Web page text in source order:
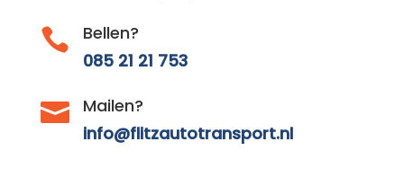

Bellen?
085 21 21 753

Mailen?
info@flitzautotransport.nl